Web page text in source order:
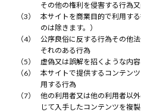
その他の権利を侵害する行為
本サイトを商業目的で利用す
のは除きます。）
公序良俗に反する行為その他
それのある行為
虚偽又は誤解を招くような内
本サイトで提供するコンテン
用する行為
他の利用者又は他の利用者以
じて入手したコンテンツを複